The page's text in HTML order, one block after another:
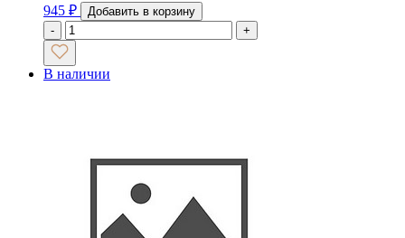
945 ₽
Добавить в корзину
-
+
В наличии